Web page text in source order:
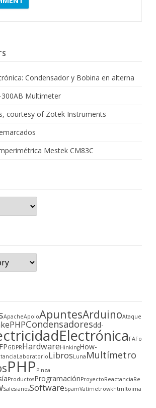
Condensador y Bobina en alterna
300AB Multimeter
courtesy of Zotek Instruments
Mestek CM83C
ApacheApoloApuntesArduinoAtaque
Condensadoresdd-
Electrónica FAFo
FPGDPRHardwareHinkingHow-
LaboratorioLibrosLuna Multímetro
PHP Pinza
ProductosProgramaciónProyectoReactanciaRe
SalesianosSoftwareSpamVatímetrowkhtmltoima